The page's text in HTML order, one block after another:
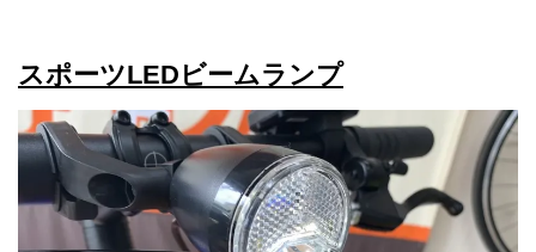
スポーツLEDビームランプ